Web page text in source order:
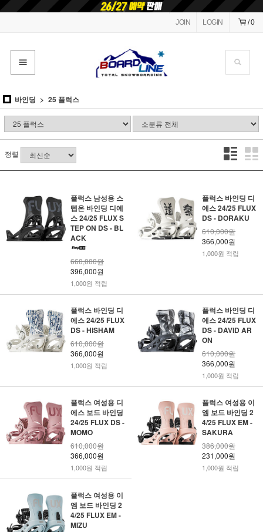
/0
LOGIN
JOIN
바인딩 25 플럭스
정렬
플럭스 남성용 스
텝온 바인딩 디에
스 24/25 FLUX S
TEP ON DS - BL
ACK
660,000원
396,000원
1,000원 적립
플럭스 바인딩 디
에스 24/25 FLUX
DS - DORAKU
610,000원
366,000원
1,000원 적립
플럭스 바인딩 디
에스 24/25 FLUX
DS - HISHAM
610,000원
366,000원
1,000원 적립
플럭스 바인딩 디
에스 24/25 FLUX
DS - DAVID AR
ON
610,000원
366,000원
1,000원 적립
플럭스 여성용 디
에스 보드 바인딩
24/25 FLUX DS -
MOMO
610,000원
366,000원
1,000원 적립
플럭스 여성용 이
엠 보드 바인딩 2
4/25 FLUX EM -
SAKURA
386,000원
231,000원
1,000원 적립
플럭스 여성용 이
엠 보드 바인딩 2
4/25 FLUX EM -
MIZU